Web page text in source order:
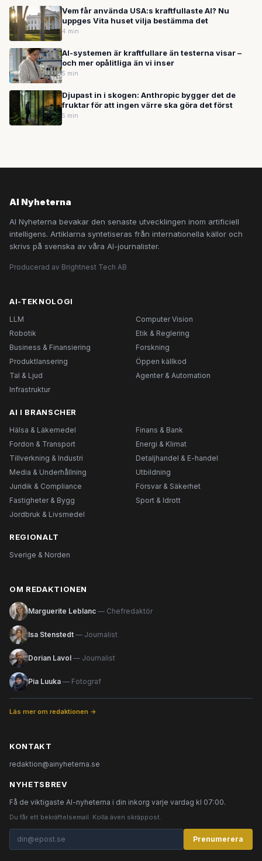
Vem får använda USA:s kraftfullaste AI? Nu
uppges Vita huset vilja bestämma det
4 min
AI-systemen är kraftfullare än testerna visar –
och mer opålitliga än vi inser
5 min
Djupast in i skogen: Anthropic bygger det de
fruktar för att ingen värre ska göra det först
5 min
AI Nyheterna
AI Nyheterna bevakar den senaste utvecklingen inom artificiell
intelligens. Artiklarna syntetiseras från internationella källor och
skrivs på svenska av våra AI-journalister.
Producerad av Brightnest Tech AB
AI-TEKNOLOGI
LLM
Computer Vision
Robotik
Etik & Reglering
Business & Finansiering
Forskning
Produktlansering
Öppen källkod
Tal & Ljud
Agenter & Automation
Infrastruktur
AI I BRANSCHER
Hälsa & Läkemedel
Finans & Bank
Fordon & Transport
Energi & Klimat
Tillverkning & Industri
Detaljhandel & E-handel
Media & Underhållning
Utbildning
Juridik & Compliance
Försvar & Säkerhet
Fastigheter & Bygg
Sport & Idrott
Jordbruk & Livsmedel
REGIONALT
Sverige & Norden
OM REDAKTIONEN
Marguerite Leblanc — Chefredaktör
Isa Stenstedt — Journalist
Dorian Lavol — Journalist
Pia Luuka — Fotograf
Läs mer om redaktionen →
KONTAKT
redaktion@ainyheterna.se
NYHETSBREV
Få de viktigaste AI-nyheterna i din inkorg varje vardag kl 07:00.
Du får ett bekräftelsemail. Kolla även skräppost.
Prenumerera